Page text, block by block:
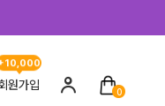
원가입 0